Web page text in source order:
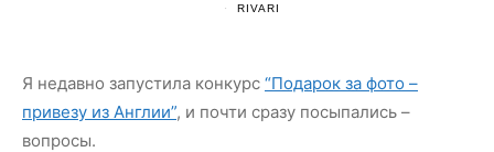
RIVARI
Я недавно запустила конкурс “Подарок за фото –
привезу из Англии”, и почти сразу посыпались –
вопросы.